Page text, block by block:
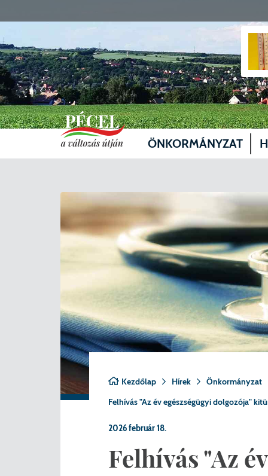
ÖNKORMÁNYZAT
Bizottságok
Döntéshozatal
Nemzetiségi önkormányzat
Önkormányzati
Pályázatok
Adatvédelem
Belső visszaélés bejelentő
Kezdőlap Hírek
Önkormányzat
Felhívás "Az év egészségügyi dolgozója"
2026 február 18.
Felhívás "Az